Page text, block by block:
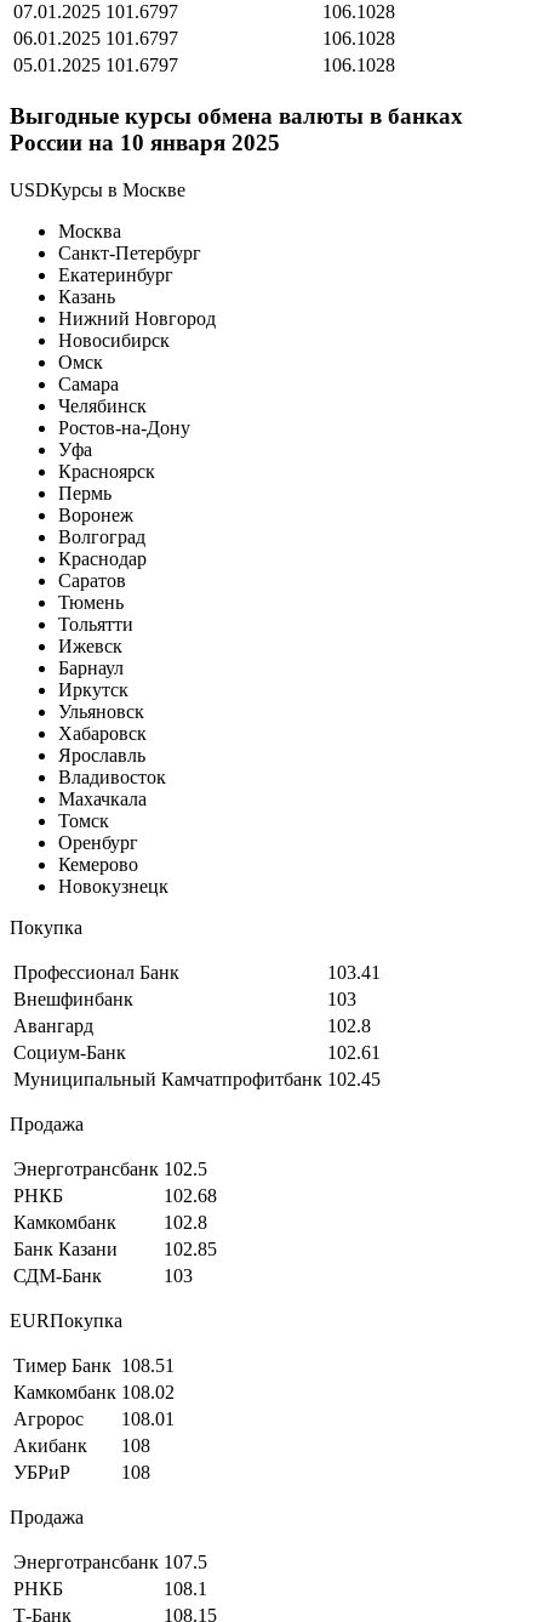
07.01.2025 101.6797
106.1028
06.01.2025 101.6797
106.1028
05.01.2025 101.6797 106.1028
Выгодные курсы обмена валюты в банках
России на 10 января 2025
USDКурсы в Москве
Москва
Санкт-Петербург
Екатеринбург
Казань
Нижний Новгород
Новосибирск
Омск
Самара
Челябинск
Ростов-на-Дону
Уфа
Красноярск
Пермь
Воронеж
Волгоград
Краснодар
Саратов
Тюмень
Тольятти
Ижевск
Барнаул
Иркутск
Ульяновск
Хабаровск
Ярославль
Владивосток
Махачкала
Томск
Оренбург
Кемерово
Новокузнецк
Покупка
Профессионал Банк
103.41
Внешфинбанк
103
Авангард
102.8
Социум-Банк
102.61
Муниципальный Камчатпрофитбанк 102.45
Продажа
Энерготрансбанк 102.5
РНКБ
102.68
Камкомбанк
102.8
Банк Казани
102.85
СДМ-Банк
103
EURПокупка
Тимер Банк 108.51
Камкомбанк 108.02
Агророс
108.01
Акибанк
108
УБРиР
108
Продажа
Энерготрансбанк 107.5
РНКБ
108.1
Т-Банк
108.15